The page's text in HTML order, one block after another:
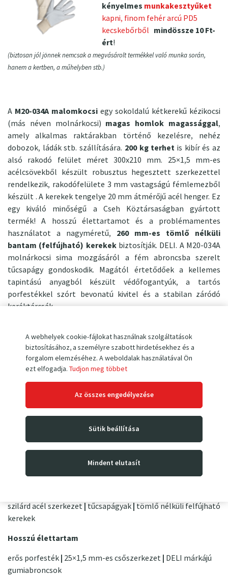
A webhelyek cookie-fájlokat használnak szolgáltatások
biztosításához, a személyre szabott hirdetésekhez és a
forgalom elemzéséhez. A weboldalak használatával Ön
ezt elfogadja. Tudjon meg többet
Az összes engedélyezése
Sütik beállítása
Mindent elutasít
kényelmes munkakesztyűket
kapni, finom fehér arcú PD5
kecskebőrből mindössze 10 Ft-
ért!
(biztosan jól jönnek nemcsak a megvásárolt termékkel való munka során,
hanem a kertben, a műhelyben stb.)
A M20-034A malomkocsi egy sokoldalú kétkerekű kézikocsi
(más néven molnárkocsi) magas homlok magassággal,
amely alkalmas raktárakban történő kezelésre, nehéz
dobozok, ládák stb. szállítására. 200 kg terhet is kibír és az
alsó rakodó felület méret 300x210 mm. 25×1,5 mm-es
acélcsövekből készült robusztus hegesztett szerkezettel
rendelkezik, rakodófelülete 3 mm vastagságú fémlemezből
készült . A kerekek tengelye 20 mm átmérőjű acél henger. Ez
egy kiváló minőségű a Cseh Köztársaságban gyártott
termék! A hosszú élettartamot és a problémamentes
használatot a nagyméretű, 260 mm-es tömlő nélküli
bantam (felfújható) kerekekbiztosítják. DELI. A M20-034A
molnárkocsi sima mozgásáról a fém abroncsba szerelt
tűcsapágy gondoskodik. Magától értetődőek a kellemes
tapintású anyagból készült védőfogantyúk, a tartós
porfestékkel szórt bevonatú kivitel és a stabilan záródó
keréktárcsák.
lehet lecserélni (a 150 kg feletti terhekhez ajánljuk), vagy a
tömör gumi kerekek is szóba jöhetnek.
teherbírás 200 kg
szilárd acél szerkezet | tűcsapágyak| tömlő nélküli felfújható
kerekek
Hosszú élettartam
erős porfesték| 25×1,5 mm-es csőszerkezet | DELI márkájú
gumiabroncsok